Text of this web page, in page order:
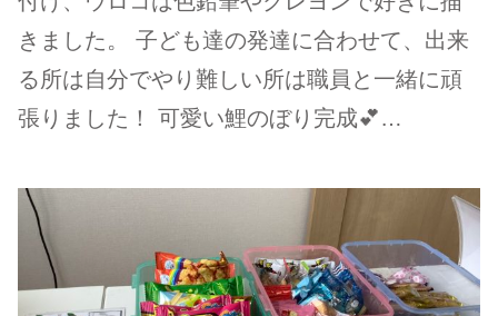
きました。 子ども達の発達に合わせて、出来
る所は自分でやり難しい所は職員と一緒に頑
張りました！ 可愛い鯉のぼり完成💕…